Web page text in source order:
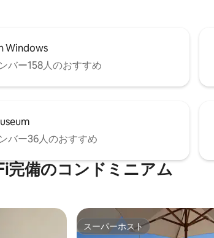
Windows
バー158人のおすすめ
バー36人のおすすめ
完備のコンドミニアム
スーパーホスト
スーパーホスト